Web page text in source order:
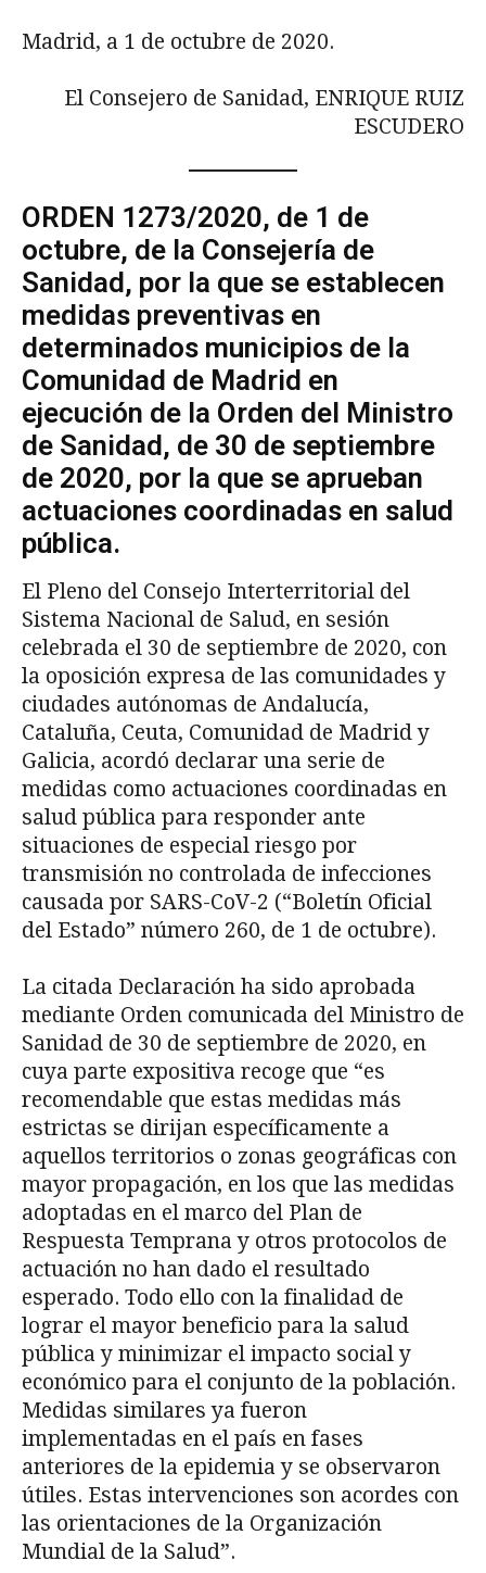
Madrid, a 1 de octubre de 2020.
El Consejero de Sanidad, ENRIQUE RUIZ
ESCUDERO
ORDEN 1273/2020, de 1 de
octubre, de la Consejería de
Sanidad, por la que se establecen
medidas preventivas en
determinados municipios de la
Comunidad de Madrid en
ejecución de la Orden del Ministro
de Sanidad, de 30 de septiembre
de 2020, por la que se aprueban
actuaciones coordinadas en salud
pública.
El Pleno del Consejo Interterritorial del
Sistema Nacional de Salud, en sesión
celebra­da el 30 de septiembre de 2020, con
la oposición expresa de las comunidades y
ciudades autónomas de Andalucía,
Cataluña, Ceuta, Comunidad de Madrid y
Galicia, acordó decla­rar una serie de
medidas como actuaciones coordinadas en
salud pública para responder ante
situaciones de especial riesgo por
transmisión no controlada de infecciones
causada por SARS-CoV-2 (“Boletín Oficial
del Estado” número 260, de 1 de octubre).
La citada Declaración ha sido aprobada
mediante Orden comunicada del Ministro de
Sanidad de 30 de septiembre de 2020, en
cuya parte expositiva recoge que “es
recomenda­ble que estas medidas más
estrictas se dirijan específicamente a
aquellos territorios o zonas geográficas con
mayor propagación, en los que las medidas
adoptadas en el marco del Plan de
Respuesta Temprana y otros protocolos de
actuación no han dado el resultado
esperado. Todo ello con la finalidad de
lograr el mayor beneficio para la salud
pública y minimizar el impacto social y
económico para el conjunto de la población.
Medidas similares ya fueron
implementadas en el país en fases
anteriores de la epidemia y se observaron
útiles. Estas in­tervenciones son acordes con
las orientaciones de la Organización
Mundial de la Salud”.